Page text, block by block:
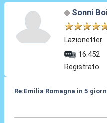
Sonni
Lazionetter
16.452
Registrato
Re:Emilia Romagna in 5